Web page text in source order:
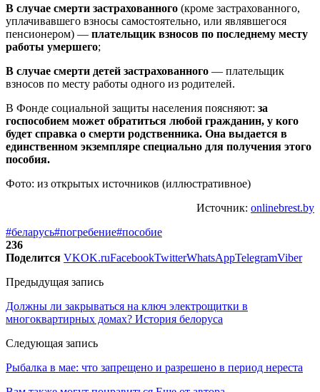
В случае смерти застрахованного (кроме застрахованного,
уплачивавшего взносы самостоятельно, или являвшегося
пенсионером) — плательщик взносов по последнему месту
работы умершего;
В случае смерти детей застрахованного — плательщик
взносов по месту работы одного из родителей.
В Фонде социальной защиты населения поясняют: за
госпособием может обратиться любой гражданин, у кого
будет справка о смерти родственника. Она выдается в
единственном экземпляре специально для получения этого
пособия.
Фото: из открытых источников (иллюстративное)
Источник: onlinebrest.by
#беларусь#погребение#пособие
236
Поделится VKOK.ruFacebookTwitterWhatsAppTelegramViber
Предыдущая запись
Должны ли закрываться на ключ электрощитки в
многоквартирных домах? История белоруса
Следующая запись
Рыбалка в мае: что запрещено и разрешено в период нереста